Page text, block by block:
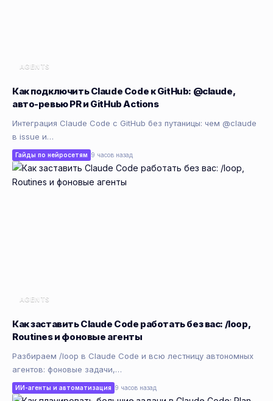
AGENTS
Как подключить Claude Code к GitHub: @claude,
авто-ревью PR и GitHub Actions
Интеграция Claude Code с GitHub без путаницы: чем @claude
в issue и…
Гайды по нейросетям 9 часов назад
AGENTS
Как заставить Claude Code работать без вас: /loop,
Routines и фоновые агенты
Разбираем /loop в Claude Code и всю лестницу автономных
агентов: фоновые задачи,…
ИИ-агенты и автоматизация 9 часов назад